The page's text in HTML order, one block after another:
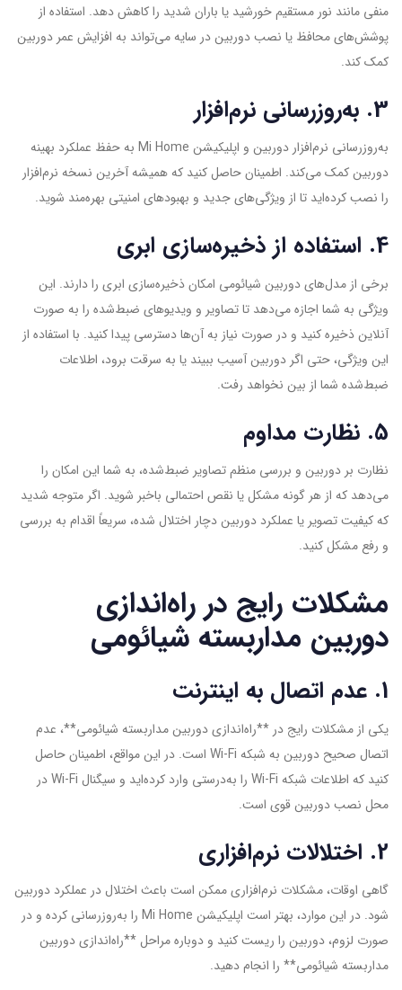
منفی مانند نور مستقیم خورشید یا باران شدید را کاهش دهد. استفاده از
پوشش‌های محافظ یا نصب دوربین در سایه می‌تواند به افزایش عمر دوربین
کمک کند.
3. به‌روزرسانی نرم‌افزار
به‌روزرسانی نرم‌افزار دوربین و اپلیکیشن Mi Home به حفظ عملکرد بهینه
دوربین کمک می‌کند. اطمینان حاصل کنید که همیشه آخرین نسخه نرم‌افزار
را نصب کرده‌اید تا از ویژگی‌های جدید و بهبودهای امنیتی بهره‌مند شوید.
4. استفاده از ذخیره‌سازی ابری
برخی از مدل‌های دوربین شیائومی امکان ذخیره‌سازی ابری را دارند. این
ویژگی به شما اجازه می‌دهد تا تصاویر و ویدیوهای ضبط‌شده را به صورت
آنلاین ذخیره کنید و در صورت نیاز به آن‌ها دسترسی پیدا کنید. با استفاده از
این ویژگی، حتی اگر دوربین آسیب ببیند یا به سرقت برود، اطلاعات
ضبط‌شده شما از بین نخواهد رفت.
5. نظارت مداوم
نظارت بر دوربین و بررسی منظم تصاویر ضبط‌شده، به شما این امکان را
می‌دهد که از هر گونه مشکل یا نقص احتمالی باخبر شوید. اگر متوجه شدید
که کیفیت تصویر یا عملکرد دوربین دچار اختلال شده، سریعاً اقدام به بررسی
و رفع مشکل کنید.
مشکلات رایج در راه‌اندازی
دوربین مداربسته شیائومی
1. عدم اتصال به اینترنت
یکی از مشکلات رایج در **راه‌اندازی دوربین مداربسته شیائومی**، عدم
اتصال صحیح دوربین به شبکه Wi-Fi است. در این مواقع، اطمینان حاصل
کنید که اطلاعات شبکه Wi-Fi را به‌درستی وارد کرده‌اید و سیگنال Wi-Fi در
محل نصب دوربین قوی است.
2. اختلالات نرم‌افزاری
گاهی اوقات، مشکلات نرم‌افزاری ممکن است باعث اختلال در عملکرد دوربین
شود. در این موارد، بهتر است اپلیکیشن Mi Home را به‌روزرسانی کرده و در
صورت لزوم، دوربین را ریست کنید و دوباره مراحل **راه‌اندازی دوربین
مداربسته شیائومی** را انجام دهید.